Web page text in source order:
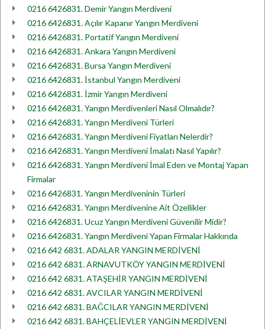
0216 6426831. Demir Yangın Merdiveni
0216 6426831. Açılır Kapanır Yangın Merdiveni
0216 6426831. Portatif Yangın Merdiveni
0216 6426831. Ankara Yangın Merdiveni
0216 6426831. Bursa Yangın Merdiveni
0216 6426831. İstanbul Yangın Merdiveni
0216 6426831. İzmir Yangın Merdiveni
0216 6426831. Yangın Merdivenleri Nasıl Olmalıdır?
0216 6426831. Yangın Merdiveni Türleri
0216 6426831. Yangın Merdiveni Fiyatları Nelerdir?
0216 6426831. Yangın Merdiveni İmalatı Nasıl Yapılır?
0216 6426831. Yangın Merdiveni İmal Eden ve Montaj Yapan
Firmalar
0216 6426831. Yangın Merdiveninin Türleri
0216 6426831. Yangın Merdivenine Ait Özellikler
0216 6426831. Ucuz Yangın Merdiveni Güvenilir Midir?
0216 6426831. Yangın Merdiveni Yapan Firmalar Hakkında
0216 642 6831. ADALAR YANGIN MERDİVENİ
0216 642 6831. ARNAVUTKÖY YANGIN MERDİVENİ
0216 642 6831. ATAŞEHİR YANGIN MERDİVENİ
0216 642 6831. AVCILAR YANGIN MERDİVENİ
0216 642 6831. BAĞCILAR YANGIN MERDİVENİ
0216 642 6831. BAHÇELİEVLER YANGIN MERDİVENİ